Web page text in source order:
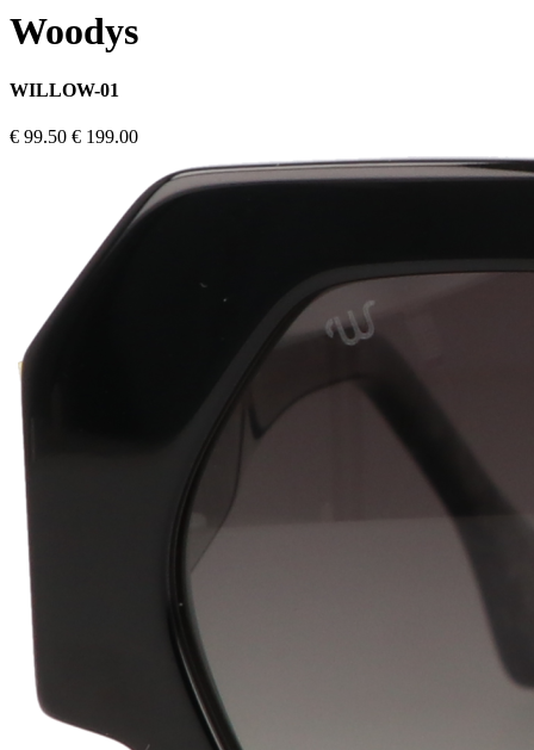
Woodys
WILLOW-01
€ 99.50 € 199.00